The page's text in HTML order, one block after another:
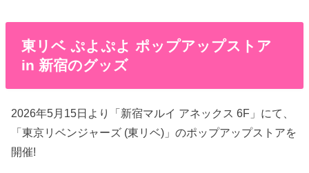
東リベ ぷよぷよ ポップアップストア
in 新宿のグッズ
2026年5月15日より「新宿マルイ アネックス 6F」にて、
「東京リベンジャーズ (東リベ)」のポップアップストアを
開催!